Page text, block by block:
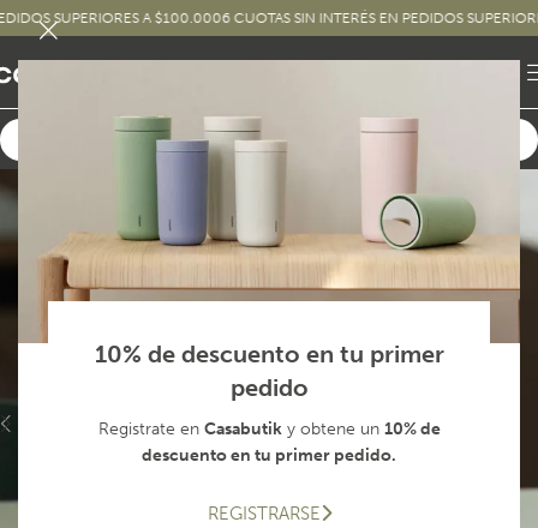
10% de descuento en tu primer
pedido
Registrate en Casabutiky obtene un 10% de
descuento en tu primer pedido.
REGISTRARSE
SUPERIORES A $100.0006 CUOTAS SIN INTERÉS EN PEDIDOS SUPERIORES A